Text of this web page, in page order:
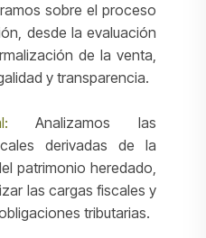
sobre el proceso
desde la evaluación
de la venta,
y transparencia.
Analizamos las
derivadas de la
patrimonio heredado,
las cargas fiscales y
tributarias.